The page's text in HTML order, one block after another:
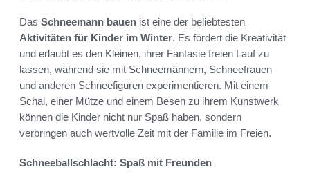
Das Schneemann bauen ist eine der beliebtesten
Aktivitäten für Kinder im Winter. Es fördert die Kreativität
und erlaubt es den Kleinen, ihrer Fantasie freien Lauf zu
lassen, während sie mit Schneemännern, Schneefrauen
und anderen Schneefiguren experimentieren. Mit einem
Schal, einer Mütze und einem Besen zu ihrem Kunstwerk
können die Kinder nicht nur Spaß haben, sondern
verbringen auch wertvolle Zeit mit der Familie im Freien.
Schneeballschlacht: Spaß mit Freunden